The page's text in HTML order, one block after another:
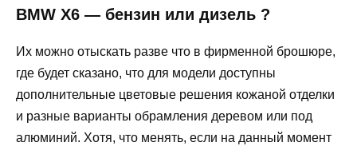
BMW X6 — бензин или дизель ?
Их можно отыскать разве что в фирменной брошюре,
где будет сказано, что для модели доступны
дополнительные цветовые решения кожаной отделки
и разные варианты обрамления деревом или под
алюминий. Хотя, что менять, если на данный момент